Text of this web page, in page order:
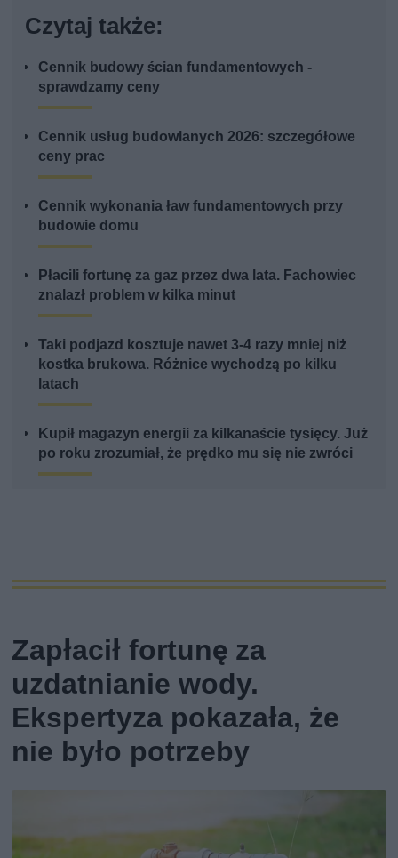
Czytaj także:
Cennik budowy ścian fundamentowych -
sprawdzamy ceny
Cennik usług budowlanych 2026: szczegółowe
ceny prac
Cennik wykonania ław fundamentowych przy
budowie domu
Płacili fortunę za gaz przez dwa lata. Fachowiec
znalazł problem w kilka minut
Taki podjazd kosztuje nawet 3-4 razy mniej niż
kostka brukowa. Różnice wychodzą po kilku
latach
Kupił magazyn energii za kilkanaście tysięcy. Już
po roku zrozumiał, że prędko mu się nie zwróci
Zapłacił fortunę za
uzdatnianie wody.
Ekspertyza pokazała, że
nie było potrzeby